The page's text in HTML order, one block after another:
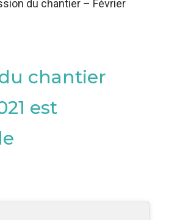
du chantier – Février
chantier
est